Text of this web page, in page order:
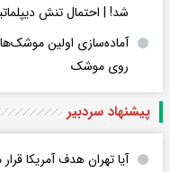
شد! | احتمال تنش
آماده‌سازی اولین
روی موشک
پیشنهاد سردبیر
آیا تهران هدف آمریکا